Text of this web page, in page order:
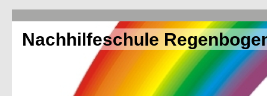
Nachhilfeschule